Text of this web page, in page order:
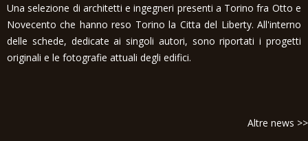
Una selezione di architetti e ingegneri presenti a Torino fra Otto e
Novecento che hanno reso Torino la Citta del Liberty. All'interno
delle schede, dedicate ai singoli autori, sono riportati i progetti
originali e le fotografie attuali degli edifici.
Altre news >>